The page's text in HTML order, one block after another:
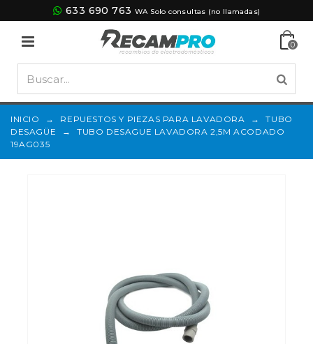
633 690 763 WA Solo consultas (no llamadas)
0
INICIO → REPUESTOS Y PIEZAS PARA LAVADORA →
TUBO
DESAGÜE
→
TUBO DESAGUE LAVADORA 2,5M ACODADO
19AG035